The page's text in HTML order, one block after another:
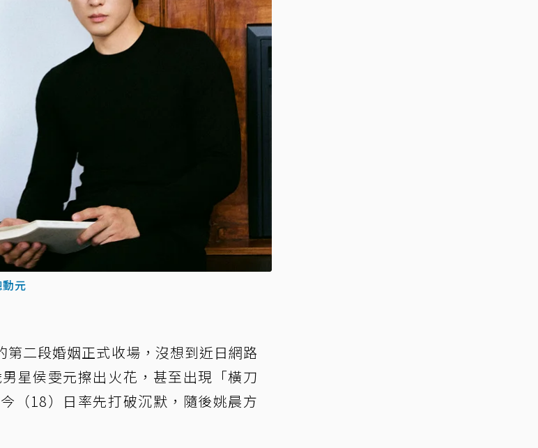
元
第二段婚姻正式收場，沒想到近日網路
星侯雯元擦出火花，甚至出現「橫刀
（18）日率先打破沉默，隨後姚晨方